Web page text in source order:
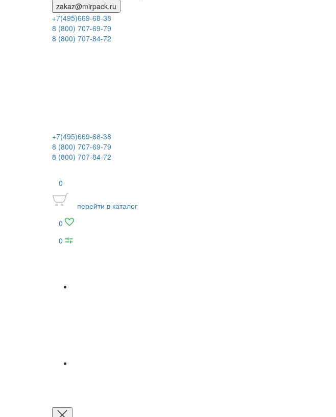
zakaz@mirpack.ru
+7(495)669-68-38
8 (800) 707-69-79
8 (800) 707-84-72
+7(495)669-68-38
8 (800) 707-69-79
8 (800) 707-84-72
0
перейти в каталог
0
0